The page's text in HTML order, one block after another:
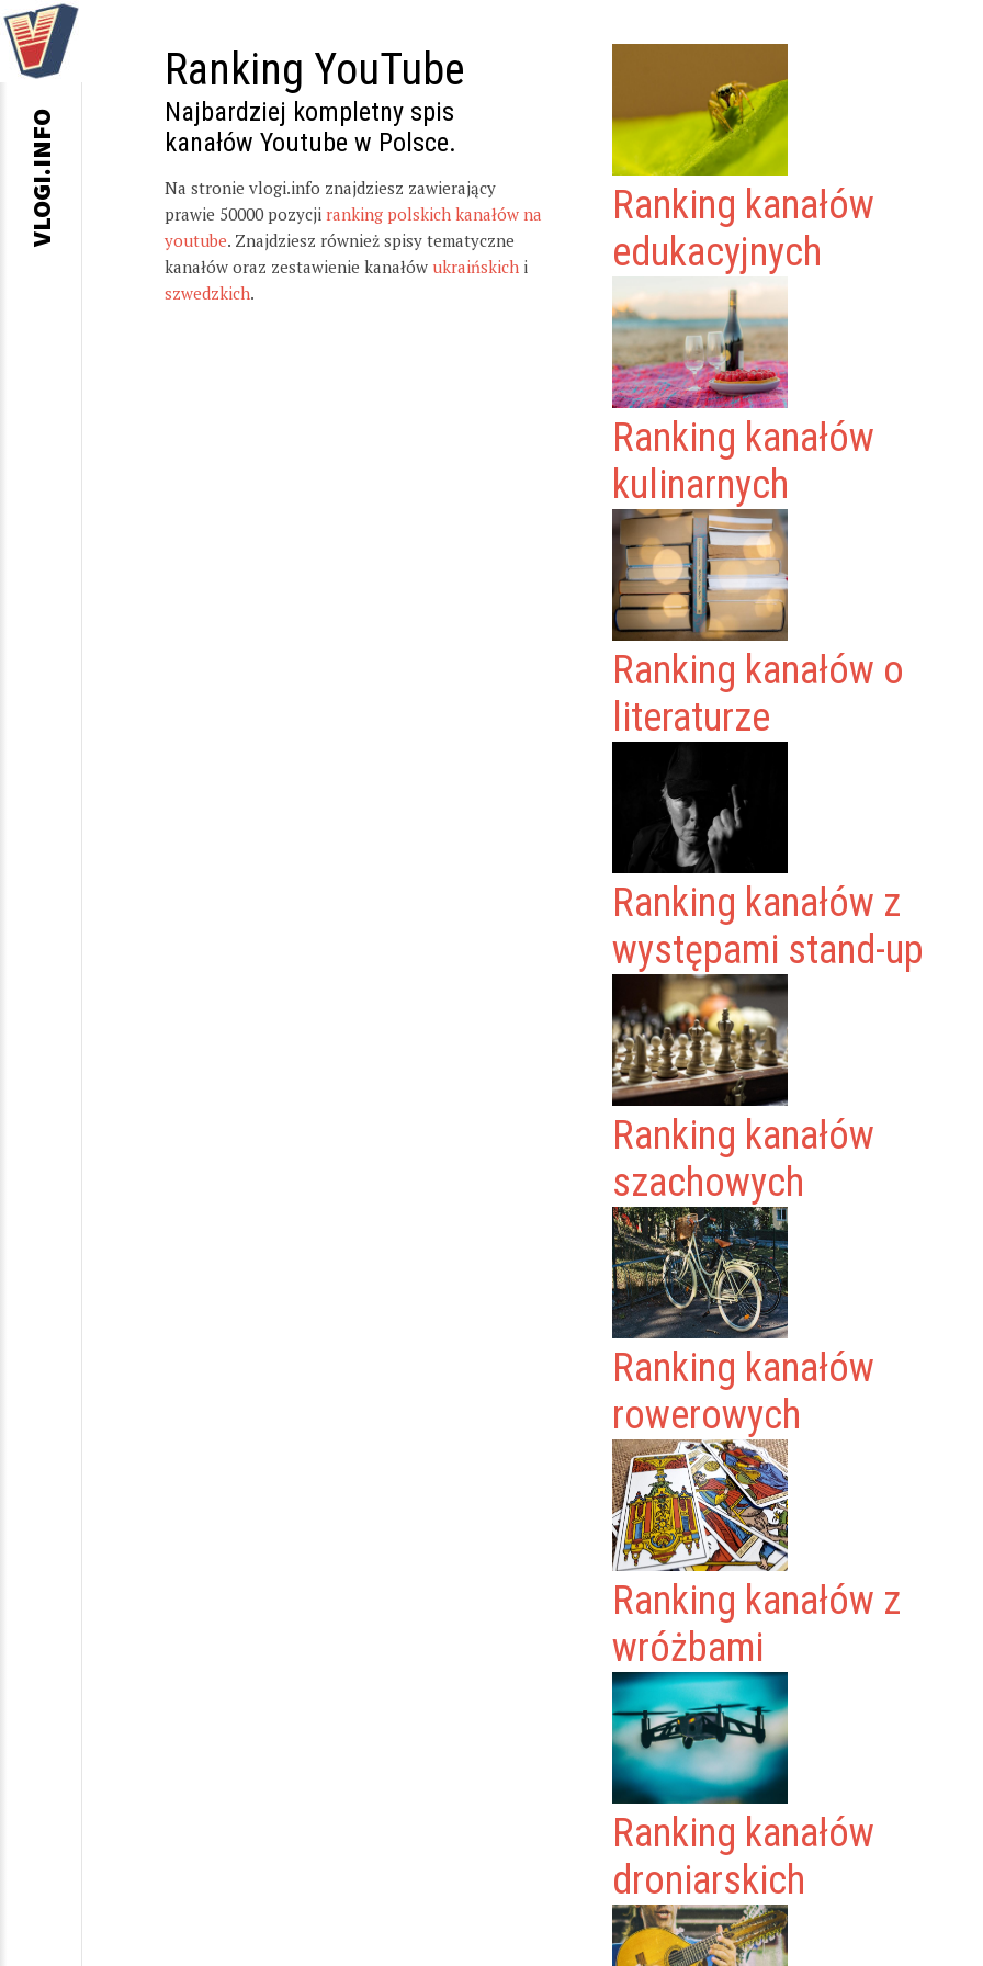
Ranking YouTube
Najbardziej kompletny spis
kanałów Youtube w Polsce.
Na stronie vlogi.info znajdziesz zawierający
prawie 50000 pozycji ranking polskich kanałów na
youtube. Znajdziesz również spisy tematyczne
kanałów oraz zestawienie kanałów ukraińskich i
szwedzkich.
Ranking kanałów
edukacyjnych
Ranking kanałów
kulinarnych
Ranking kanałów o
literaturze
Ranking kanałów z
występami stand-up
Ranking kanałów
szachowych
Ranking kanałów
rowerowych
Ranking kanałów z
wróżbami
Ranking kanałów
droniarskich
VLOGI.INFO